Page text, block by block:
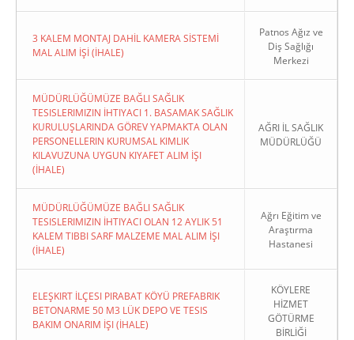
3 KALEM MONTAJ DAHİL KAMERA SİSTEMİ
MAL ALIM İŞİ (İHALE)
Patnos Ağız ve
Diş Sağlığı
Merkezi
MÜDÜRLÜĞÜMÜZE BAĞLI SAĞLIK
TESISLERIMIZIN İHTIYACI 1. BASAMAK SAĞLIK
KURULUŞLARINDA GÖREV YAPMAKTA OLAN
PERSONELLERIN KURUMSAL KIMLIK
KILAVUZUNA UYGUN KIYAFET ALIM İŞI
(İHALE)
AĞRI İL SAĞLIK
MÜDÜRLÜĞÜ
MÜDÜRLÜĞÜMÜZE BAĞLI SAĞLIK
TESISLERIMIZIN İHTIYACI OLAN 12 AYLIK 51
KALEM TIBBI SARF MALZEME MAL ALIM İŞI
(İHALE)
Ağrı Eğitim ve
Araştırma
Hastanesi
ELEŞKIRT İLÇESI PIRABAT KÖYÜ PREFABRIK
BETONARME 50 M3 LÜK DEPO VE TESIS
BAKIM ONARIM İŞI (İHALE)
KÖYLERE
HİZMET
GÖTÜRME
BİRLİĞİ